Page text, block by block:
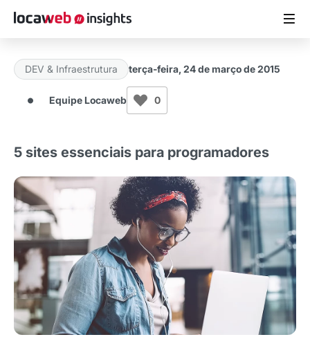
ARTIGOS
MATERIAIS GRATUITOS
ESTUDOS
CASES DE SUCESSO
LOCAWEB.COM.BR
DEV & Infraestrutura terça-feira, 24 de março de 2015
Equipe Locaweb 0
5 sites essenciais para programadores